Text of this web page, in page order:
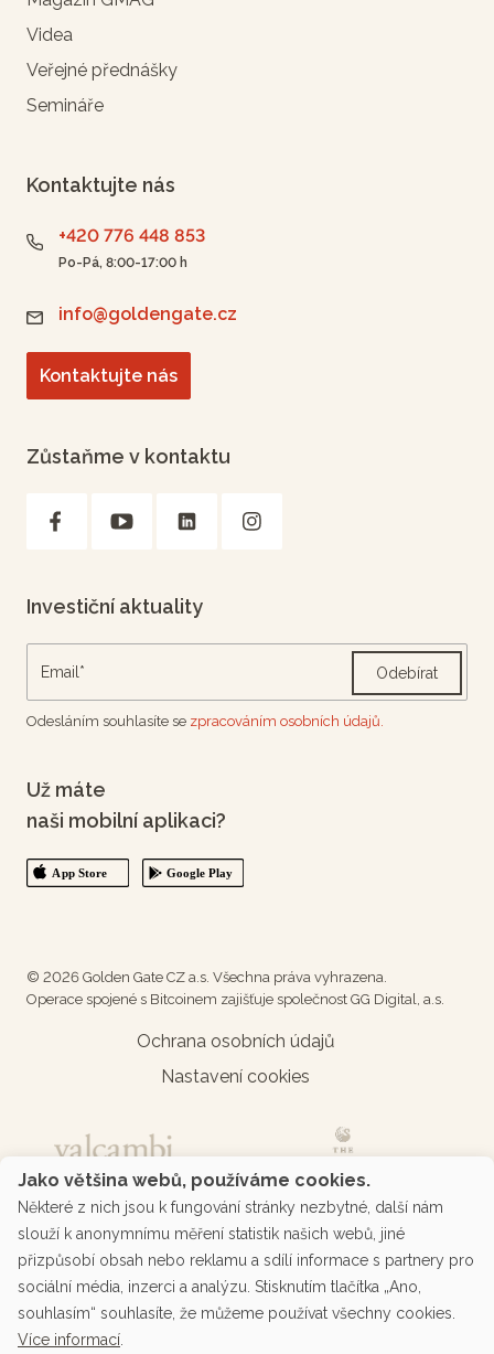
Videa
Veřejné přednášky
Semináře
Kontaktujte nás
+420 776 448 853
Po-Pá, 8:00-17:00 h
info@goldengate.cz
Kontaktujte nás
Zůstaňme v kontaktu
Investiční aktuality
Odebírat
Odesláním souhlasíte se zpracováním osobních údajů.
Už máte
naši mobilní aplikaci?
© 2026 Golden Gate CZ a.s. Všechna práva vyhrazena.
Operace spojené s Bitcoinem zajišťuje společnost GG Digital, a.s.
Ochrana osobních údajů
Nastavení cookies
Jako většina webů, používáme cookies.
Některé z nich jsou k fungování stránky nezbytné, další nám
slouží k anonymnímu měření statistik našich webů, jiné
přizpůsobí obsah nebo reklamu a sdílí informace s partnery pro
sociální média, inzerci a analýzu. Stisknutím tlačítka „Ano,
souhlasím“ souhlasíte, že můžeme používat všechny cookies.
Více informací